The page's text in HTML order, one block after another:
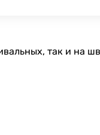
так и на